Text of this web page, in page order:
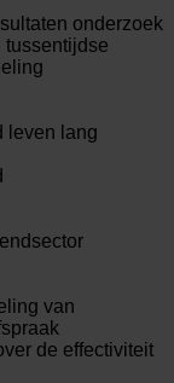
onderzoek
tussentijdse
leven lang
van
de effectiviteit